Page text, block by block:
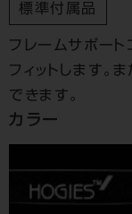
標準付属品
フレームサポー
フィットします。
できます。
カラー